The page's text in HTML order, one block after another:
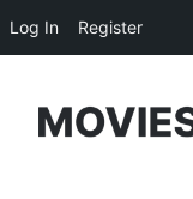
Log In Register